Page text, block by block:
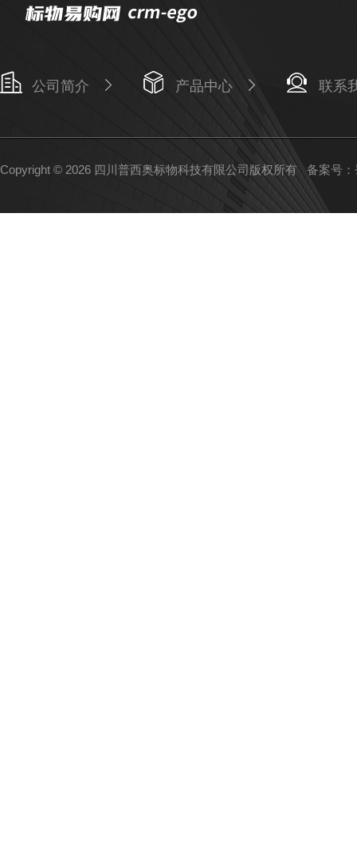
公司简介 产品中心 联系
Copyright © 2026 四川普西奥标物科技有限公司版权所有 备案号：